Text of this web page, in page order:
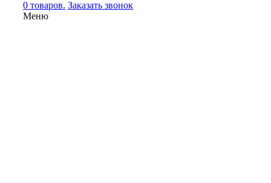
0 товаров. Заказать звонок
Меню